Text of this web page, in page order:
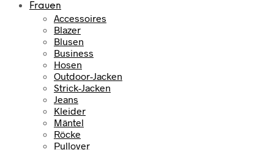
Frauen
Accessoires
Blazer
Blusen
Business
Hosen
Outdoor-Jacken
Strick-Jacken
Jeans
Kleider
Mäntel
Röcke
Pullover